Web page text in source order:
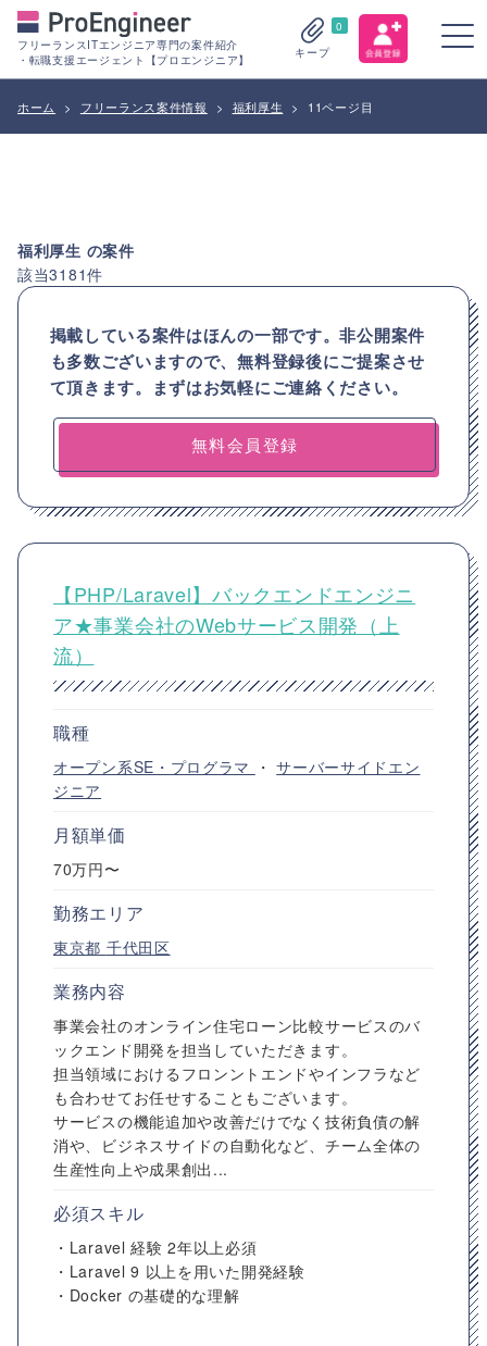
フリーランスITエンジニア専門の案件紹介
・転職支援エージェント【プロエンジニア】
0
キープ
ホーム > フリーランス案件情報 > 福利厚生 > 11ページ目
福利厚生 の案件
該当3181件
掲載している案件はほんの一部です。非公開案件
も多数ございますので、無料登録後にご提案させ
て頂きます。まずはお気軽にご連絡ください。
無料会員登録
【PHP/Laravel】バックエンドエンジニ
ア★事業会社のWebサービス開発（上
流）
職種
オープン系SE・プログラマ ・サーバーサイドエン
ジニア
月額単価
70万円〜
勤務エリア
東京都 千代田区
業務内容
事業会社のオンライン住宅ローン比較サービスのバ
ックエンド開発を担当していただきます。
担当領域におけるフロンントエンドやインフラなど
も合わせてお任せすることもございます。
サービスの機能追加や改善だけでなく技術負債の解
消や、ビジネスサイドの自動化など、チーム全体の
生産性向上や成果創出...
必須スキル
・Laravel 経験 2年以上必須
・Laravel 9 以上を用いた開発経験
・Docker の基礎的な理解